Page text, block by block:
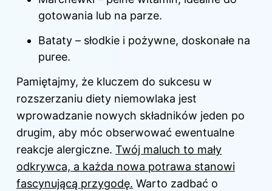
gotowania lub na parze.
Bataty – słodkie i pożywne, doskonałe na
puree.
Pamiętajmy, że kluczem do sukcesu w
rozszerzaniu diety niemowlaka jest
wprowadzanie nowych składników jeden po
drugim, aby móc obserwować ewentualne
reakcje alergiczne. Twój maluch to mały
odkrywca, a każda nowa potrawa stanowi
fascynującą przygodę. Warto zadbać o